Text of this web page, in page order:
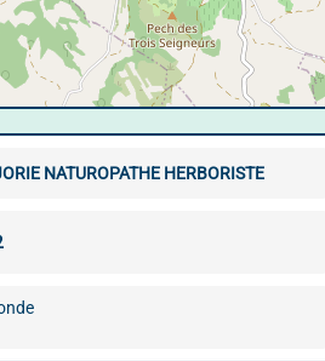
NATUROPATHE HERBORISTE